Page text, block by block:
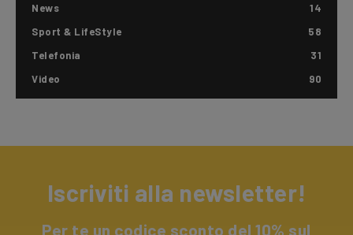
News
14
Sport & LifeStyle
58
Telefonia
31
Video
90
Iscriviti alla newsletter!
Per te un codice sconto del 10% sul